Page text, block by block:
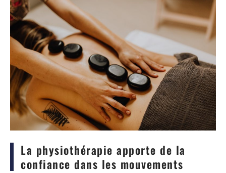
La physiothérapie apporte de la
confiance dans les mouvements